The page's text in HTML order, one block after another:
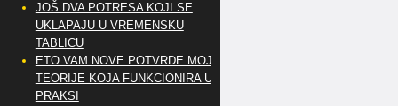
JOŠ DVA POTRESA KOJI SE
UKLAPAJU U VREMENSKU
TABLICU
ETO VAM NOVE POTVRDE MOJE
TEORIJE KOJA FUNKCIONIRA U
PRAKSI